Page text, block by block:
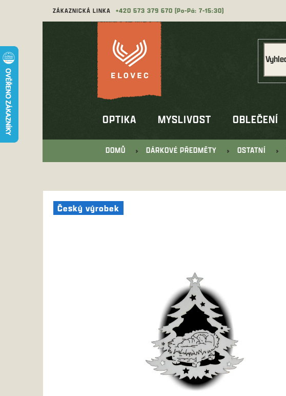
ZÁKAZNICKÁ LINKA 573 379 670
OPTIKA MYSLIVOST OBLEČENÍ
DOMŮ DÁRKOVÉ PŘEDMĚTY OSTATNÍ
Český výrobek
Český výrobek